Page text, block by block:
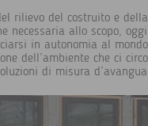
rilievo del costruito e
necessaria allo scopo,
in autonomia al
dell’ambiente che ci
di misura